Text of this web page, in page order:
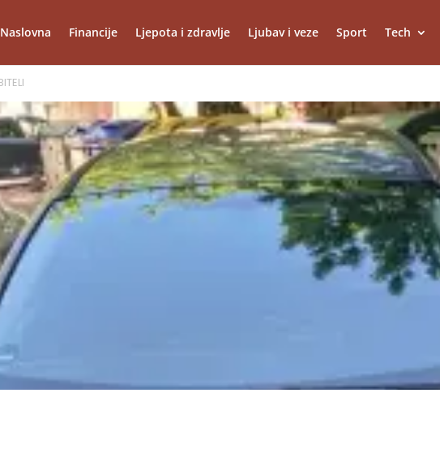
Naslovna Financije Ljepota i zdravlje Ljubav i veze Sport Tech